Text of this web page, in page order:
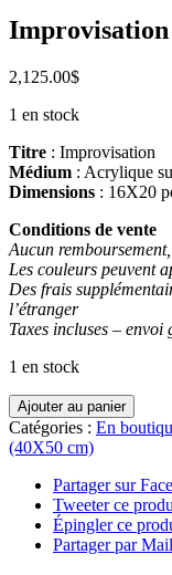
Improvisation
2,125.00$
1 en stock
Titre : Improvisation
Médium : Acrylique
Dimensions : 16X20
Conditions de vente
Aucun
Les couleurs peuvent
Des frais
l’étranger
Taxes incluses –
1 en stock
quantité
de
Improvisation
Ajouter au panier
Catégories : En
(40X50 cm)
Partager sur
Tweeter ce
Épingler ce
Partager par Mail